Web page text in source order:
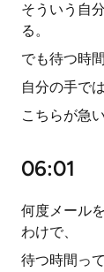
そういう自
る。
でも待つ時
自分の手で
こちらが急
06:01
何度メール
わけで、
待つ時間っ